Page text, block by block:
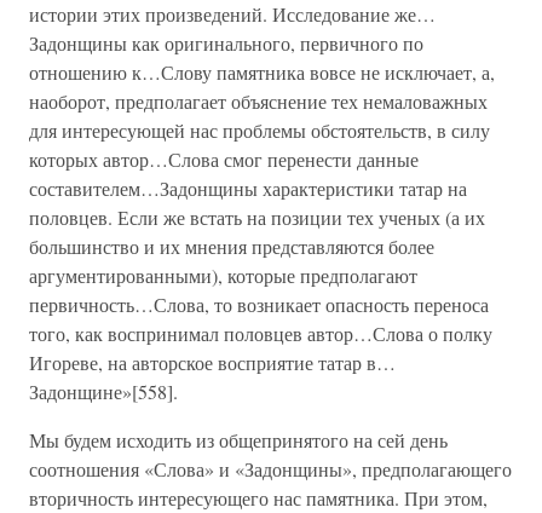
истории этих произведений. Исследование же…
Задонщины как оригинального, первичного по
отношению к…Слову памятника вовсе не исключает, а,
наоборот, предполагает объяснение тех немаловажных
для интересующей нас проблемы обстоятельств, в силу
которых автор…Слова смог перенести данные
составителем…Задонщины характеристики татар на
половцев. Если же встать на позиции тех ученых (а их
большинство и их мнения представляются более
аргументированными), которые предполагают
первичность…Слова, то возникает опасность переноса
того, как воспринимал половцев автор…Слова о полку
Игореве, на авторское восприятие татар в…
Задонщине»[558].
Мы будем исходить из общепринятого на сей день
соотношения «Слова» и «Задонщины», предполагающего
вторичность интересующего нас памятника. При этом,